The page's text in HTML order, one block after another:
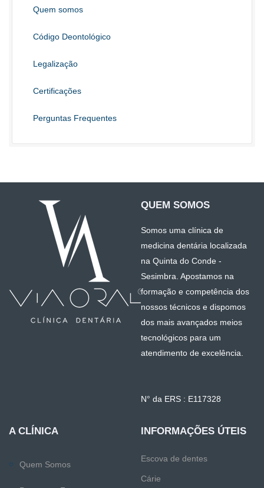
Quem somos
Código Deontológico
Legalização
Certificações
Perguntas Frequentes
QUEM SOMOS
Somos uma clínica de
medicina dentária localizada
na Quinta do Conde -
Sesimbra. Apostamos na
formação e competência dos
nossos técnicos e dispomos
dos mais avançados meios
tecnológicos para um
atendimento de excelência.
N° da ERS : E117328
A CLÍNICA
Quem Somos
INFORMAÇÕES ÚTEIS
Escova de dentes
Cárie